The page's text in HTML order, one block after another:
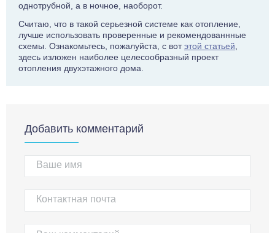
однотрубной, а в ночное, наоборот.
Считаю, что в такой серьезной системе как отопление,
лучше использовать проверенные и рекомендованнные
схемы. Ознакомьтесь, пожалуйста, с вотэтой статьей
здесь изложен наиболее целесообразный проект
отопления двухэтажного дома.
Добавить комментарий